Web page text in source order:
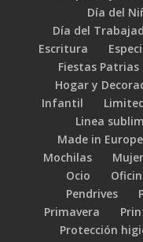
Día del
Día del
Escritura
Fiestas Patrias
Hogar y
Infantil
Linea
Made in Europe
Mochilas
Mujer
Ocio
Pendrives
Primavera
Protección